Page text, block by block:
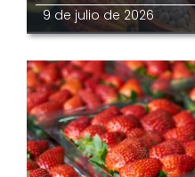
9 de julio de 2026